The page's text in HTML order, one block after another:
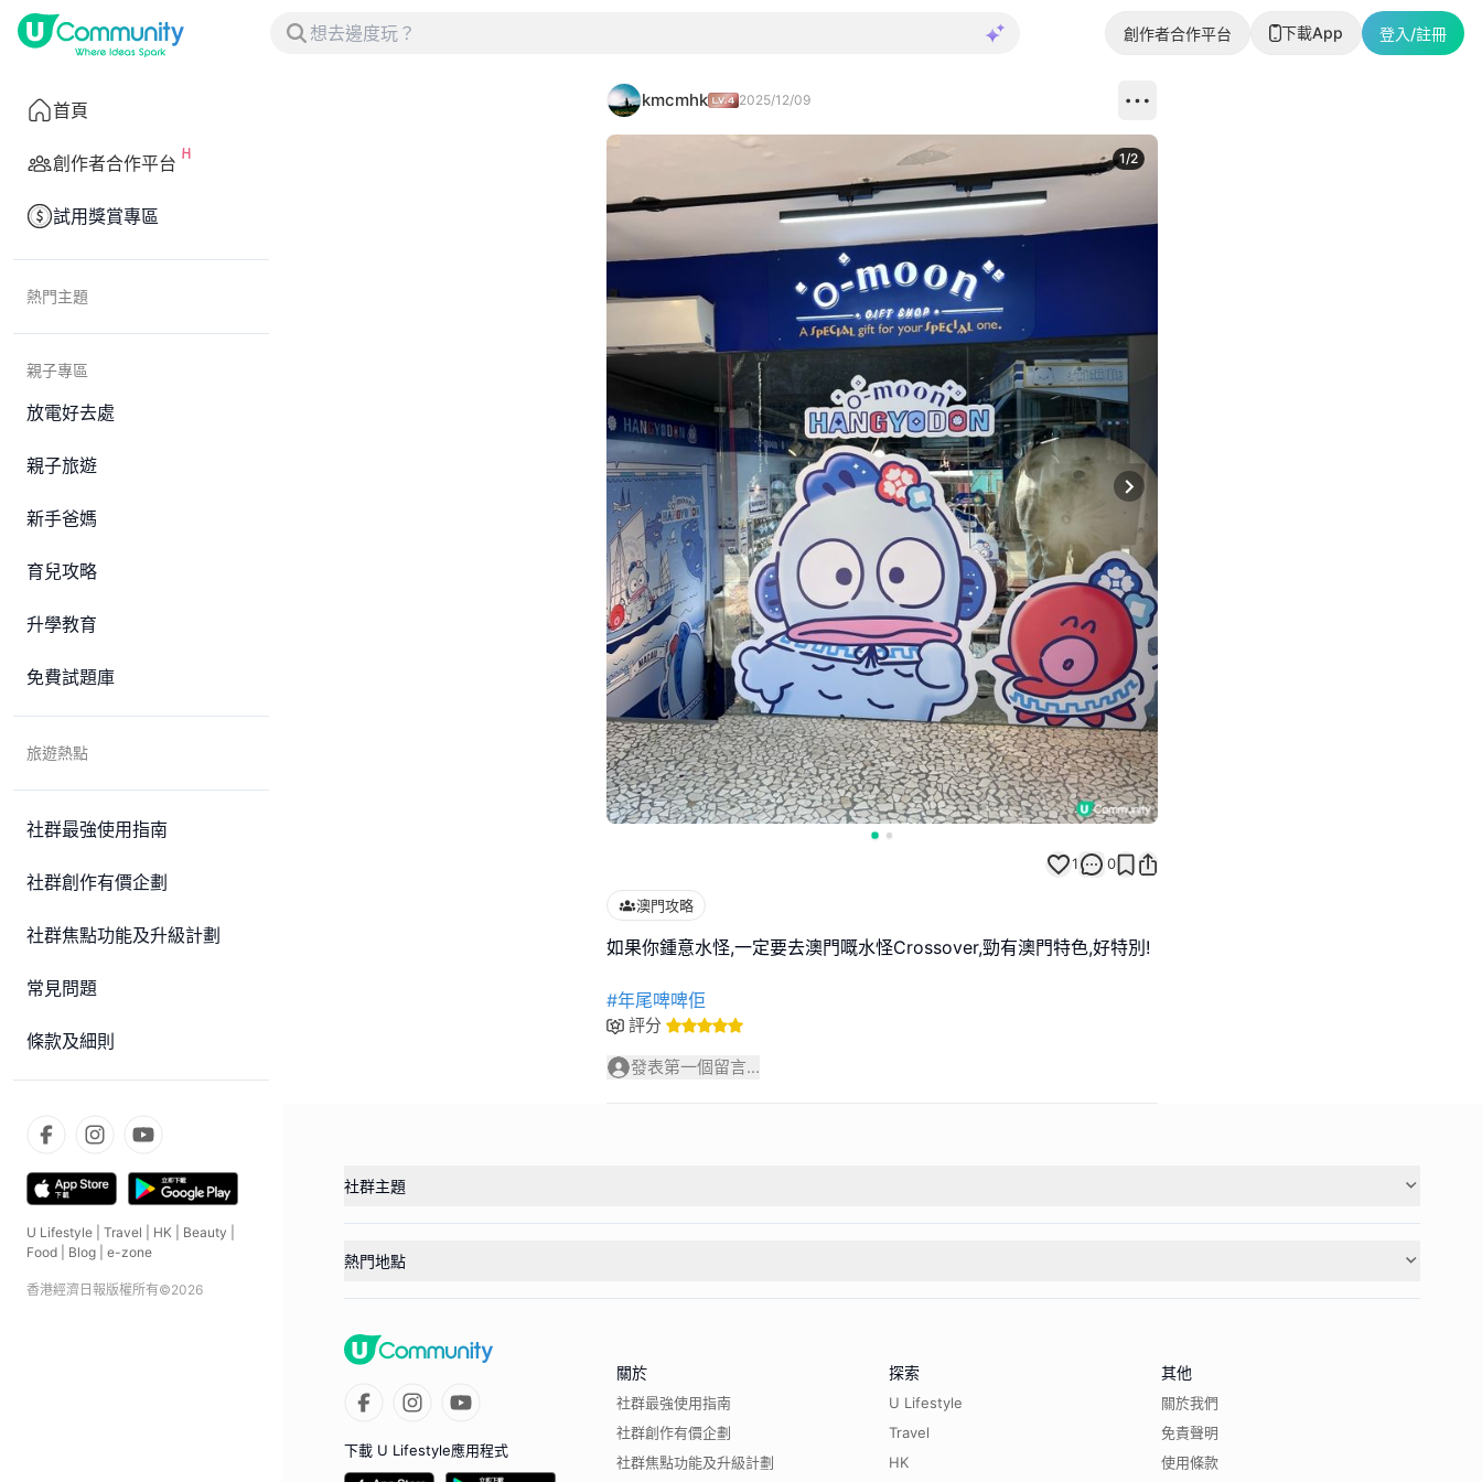
創作者合作平台 下載App 登入/註冊
首頁
創作者合作平台
試用獎賞專區
熱門主題
親子專區
放電好去處
親子旅遊
新手爸媽
育兒攻略
升學教育
免費試題庫
旅遊熱點
社群最強使用指南
社群創作有價企劃
社群焦點功能及升級計劃
常見問題
條款及細則
U Lifestyle Travel HK Beauty
Food
Blog e-zone
香港經濟日報版權所有©2026
kmcmhk 2025/12/09
Next slide
1/2
1 0
澳門攻略
如果你鍾意水怪,一定要去澳門嘅水怪Crossover,勁有澳門特色,好特別!
#年尾啤啤佢
評分
發表第一個留言...
社群主題
熱門地點
下載 U Lifestyle應用程式
關於
社群最強使用指南
社群創作有價企劃
社群焦點功能及升級計劃
探索
U Lifestyle
Travel
HK
其他
關於我們
免責聲明
使用條款